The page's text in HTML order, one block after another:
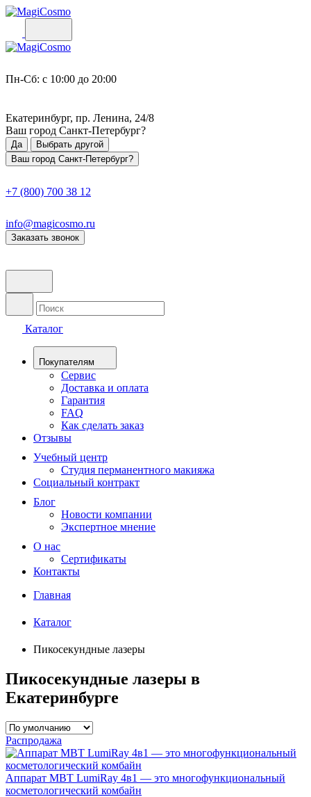
Пн-Сб: с 10:00 до 20:00
Екатеринбург, пр. Ленина, 24/8
Ваш город Санкт-Петербург?
Да
Выбрать другой
Ваш город Санкт-Петербург?
+7 (800) 700 38 12
info@magicosmo.ru
Заказать звонок
Каталог
Покупателям
Сервис
Доставка и оплата
Гарантия
FAQ
Как сделать заказ
Отзывы
Учебный центр
Студия перманентного макияжа
Социальный контракт
Блог
Новости компании
Экспертное мнение
О нас
Сертификаты
Контакты
Главная
Каталог
Пикосекундные лазеры
Пикосекундные лазеры в
Екатеринбурге
Распродажа
Аппарат MBT LumiRay 4в1 — это многофункциональный
косметологический комбайн